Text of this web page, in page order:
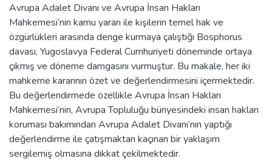
Avrupa Adalet Divanı ve Avrupa İnsan Hakları
Mahkemesi’nin kamu yararı ile kişilerin temel hak ve
özgürlükleri arasında denge kurmaya çalıştığı Bosphorus
davası, Yugoslavya Federal Cumhuriyeti döneminde ortaya
çıkmış ve döneme damgasını vurmuştur. Bu makale, her iki
mahkeme kararının özet ve değerlendirmesini içermektedir.
Bu değerlendirmede özellikle Avrupa İnsan Hakları
Mahkemesi’nin, Avrupa Topluluğu bünyesindeki insan hakları
koruması bakımından Avrupa Adalet Divanı’nın yaptığı
değerlendirme ile çatışmaktan kaçınan bir yaklaşım
sergilemiş olmasına dikkat çekilmektedir.